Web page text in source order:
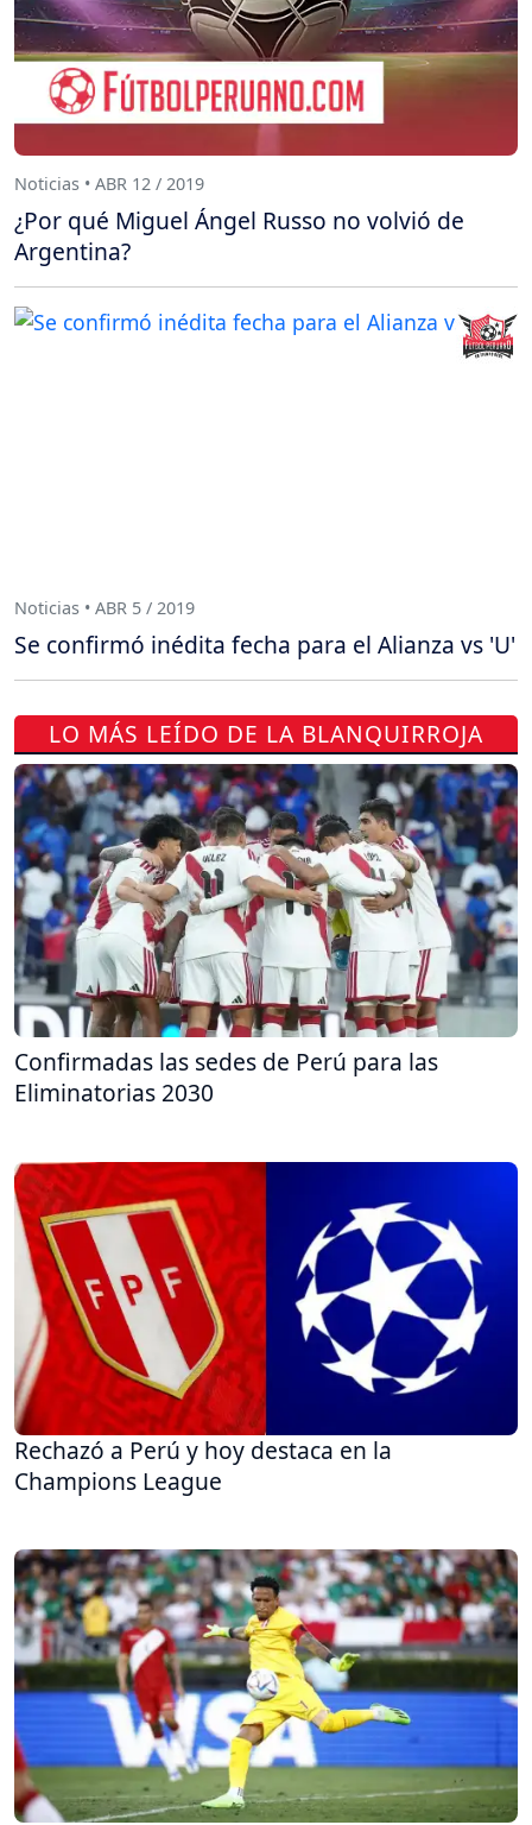
Noticias • ABR 12 / 2019
¿Por qué Miguel Ángel Russo no volvió de
Argentina?
Noticias • ABR 5 / 2019
Se confirmó inédita fecha para el Alianza vs 'U'
LO MÁS LEÍDO DE LA BLANQUIRROJA
Confirmadas las sedes de Perú para las
Eliminatorias 2030
Rechazó a Perú y hoy destaca en la
Champions League